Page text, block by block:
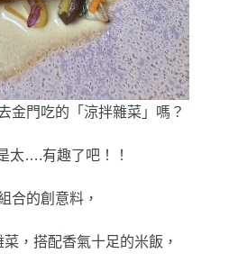
金門吃的「 涼拌雜菜 」嗎？
太….有趣了吧！！
合的創意料，
，搭配香氣十足的米飯，